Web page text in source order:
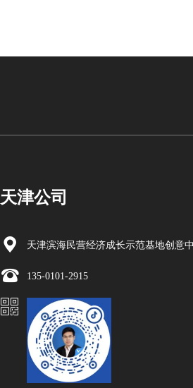
天津公司
天津滨海民营经济成长示范基地创意
135-0101-2915